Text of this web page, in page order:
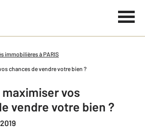
immobilières à PARIS
chances de vendre votre bien ?
vos
vendre votre bien ?